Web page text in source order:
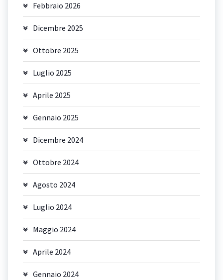
Febbraio 2026
Dicembre 2025
Ottobre 2025
Luglio 2025
Aprile 2025
Gennaio 2025
Dicembre 2024
Ottobre 2024
Agosto 2024
Luglio 2024
Maggio 2024
Aprile 2024
Gennaio 2024